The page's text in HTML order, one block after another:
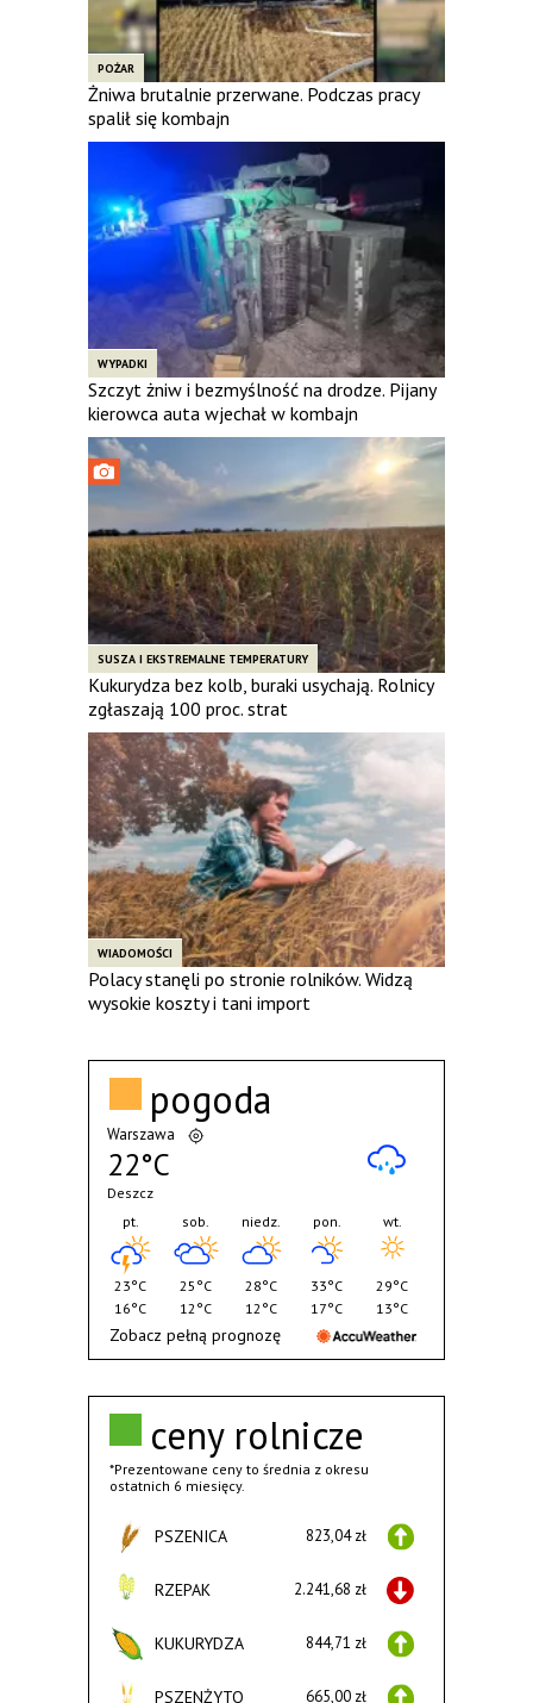
POŻAR
Żniwa brutalnie przerwane. Podczas pracy
spalił się kombajn
WYPADKI
Szczyt żniw i bezmyślność na drodze. Pijany
kierowca auta wjechał w kombajn
SUSZA I EKSTREMALNE TEMPERATURY
Kukurydza bez kolb, buraki usychają. Rolnicy
zgłaszają 100 proc. strat
WIADOMOŚCI
Polacy stanęli po stronie rolników. Widzą
wysokie koszty i tani import
ceny rolnicze
*Prezentowane ceny to średnia z okresu
ostatnich 6 miesięcy.
PSZENICA 823,04 zł
RZEPAK 2.241,68 zł
KUKURYDZA 844,71 zł
PSZENŻYTO 665,00 zł
pogoda
Warszawa
22°C
Deszcz
pt.
23°C
16°C
sob.
25°C
12°C
niedz.
28°C
12°C
pon.
33°C
17°C
wt.
29°C
13°C
Zobacz pełną prognozę